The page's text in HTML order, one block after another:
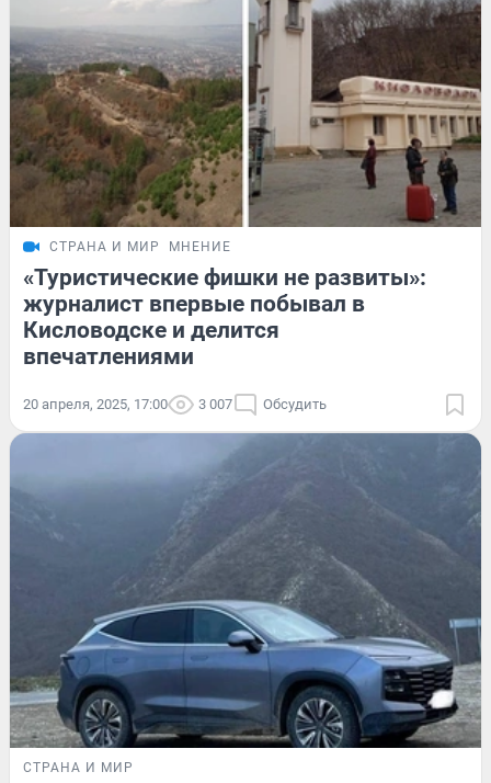
СТРАНА И МИР МНЕНИЕ
«Туристические фишки не развиты»:
журналист впервые побывал в
Кисловодске и делится
впечатлениями
20 апреля, 2025, 17:00 3 007 Обсудить
СТРАНА И МИР